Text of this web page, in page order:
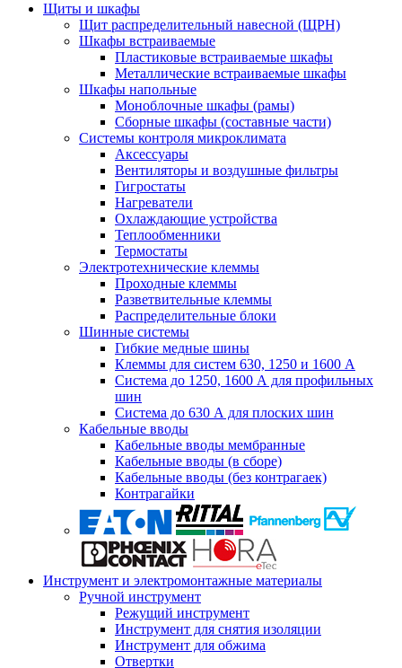
Щиты и шкафы
Щит распределительный навесной (ЩРН)
Шкафы встраиваемые
Пластиковые встраиваемые шкафы
Металлические встраиваемые шкафы
Шкафы напольные
Моноблочные шкафы (рамы)
Сборные шкафы (составные части)
Системы контроля микроклимата
Аксессуары
Вентиляторы и воздушные фильтры
Гигростаты
Нагреватели
Охлаждающие устройства
Теплообменники
Термостаты
Электротехнические клеммы
Проходные клеммы
Разветвительные клеммы
Распределительные блоки
Шинные системы
Гибкие медные шины
Клеммы для систем 630, 1250 и 1600 А
Система до 1250, 1600 А для профильных
шин
Система до 630 А для плоских шин
Кабельные вводы
Кабельные вводы мембранные
Кабельные вводы (в сборе)
Кабельные вводы (без контрагаек)
Контрагайки
Инструмент и электромонтажные материалы
Ручной инструмент
Режущий инструмент
Инструмент для снятия изоляции
Инструмент для обжима
Отвертки